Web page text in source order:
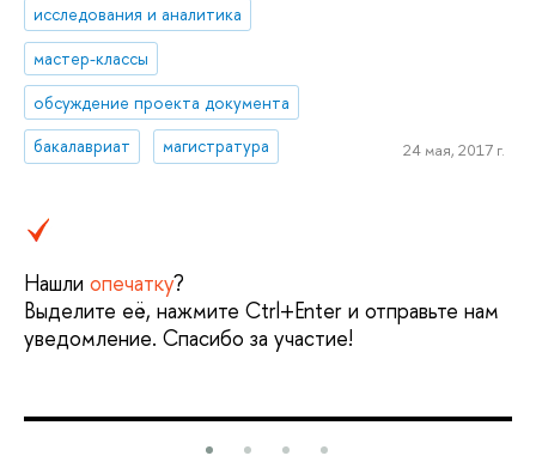
исследования и аналитика
мастер-классы
обсуждение проекта документа
бакалавриат
магистратура 24 мая, 2017 г.
Нашли опечатку?
Выделите её, нажмите Ctrl+Enter и отправьте нам
уведомление. Спасибо за участие!